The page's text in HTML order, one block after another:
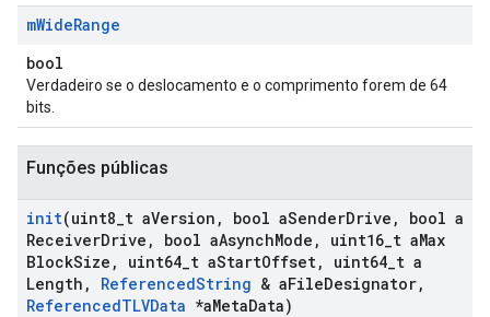
mWideRange
bool
Verdadeiro se o deslocamento e o comprimento forem de 64
bits.
Funções públicas
init(uint8 t aVersion , bool aSenderDrive ,
bool a
ReceiverDrive , bool aAsynchMode , uint16 t aMax
BlockSize , uint64 t aStartOffset, uint64 t a
Length , ReferencedString & aFileDesignator,
ReferencedTLVData *aMetaData)